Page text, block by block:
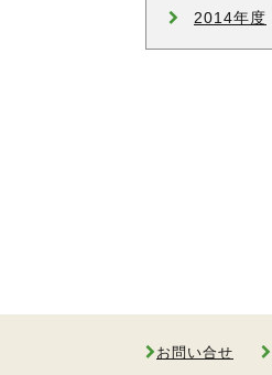
2014年度
お問い合せ